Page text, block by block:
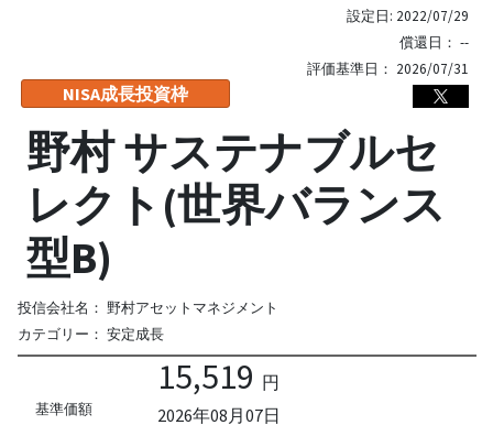
NISA成長投資枠
設定日: 2022/07/29
償還日： --
評価基準日： 2026/07/31
野村 サステナブルセ
レクト(世界バランス
型B)
投信会社名： 野村アセットマネジメント
カテゴリー： 安定成長
基準価額
15,519 円
2026年08月07日